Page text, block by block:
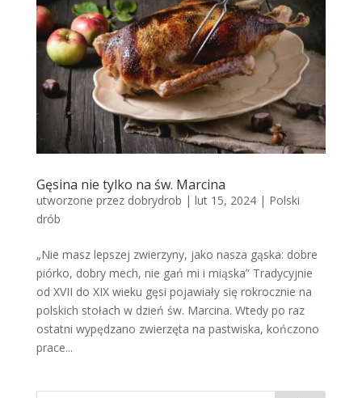
Gęsina nie tylko na św. Marcina
utworzone przez dobrydrob | lut 15, 2024| Polski
drób
„Nie masz lepszej zwierzyny, jako nasza gąska: dobre
piórko, dobry mech, nie gań mi i miąska” Tradycyjnie
od XVII do XIX wieku gęsi pojawiały się rokrocznie na
polskich stołach w dzień św. Marcina. Wtedy po raz
ostatni wypędzano zwierzęta na pastwiska, kończono
prace...